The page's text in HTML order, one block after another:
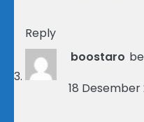
Reply
boostaro
18 Desember